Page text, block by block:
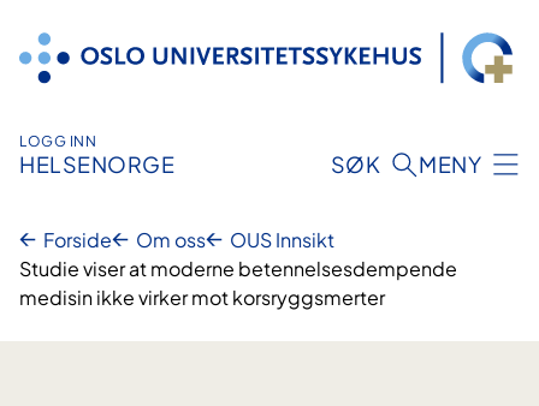
innhold
LOGG INN
HELSENORGE SØK MENY
Forside Om oss
OUS Innsikt
Studie viser at moderne betennelsesdempende
medisin ikke virker mot korsryggsmerter